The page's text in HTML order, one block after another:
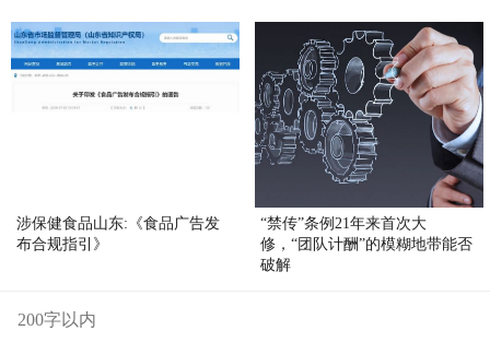
涉保健食品山东:《食品广告发
布合规指引》
“禁传”条例21年来首次大
修，“团队计酬”的模糊地带能否
破解